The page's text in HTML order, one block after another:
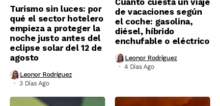
Turismo sin luces: por
qué el sector hotelero
empieza a proteger la
noche justo antes del
eclipse solar del 12 de
agosto
Leonor Rodríguez
3 Días Ago
de vacaciones según
el coche: gasolina,
diésel, híbrido
enchufable o eléctrico
Leonor Rodríguez
4 Días Ago